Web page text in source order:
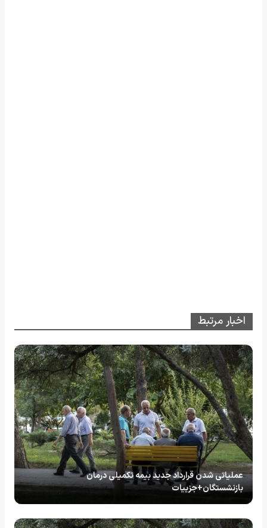
اخبار مرتبط
عملیاتی شدن قرارداد جدید بیمه تکمیلی درمان
بازنشستگان+جزییات